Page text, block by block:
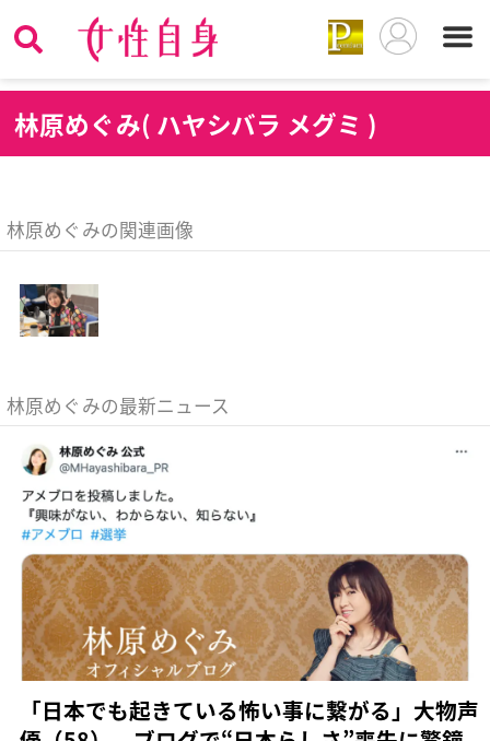
林原めぐみ( ハヤシバラ メグミ )
林原めぐみの関連画像
林原めぐみの最新ニュース
「日本でも起きている怖い事に繋がる」大物声